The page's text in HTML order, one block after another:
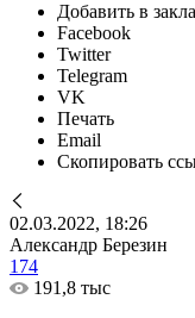
Добавить в
Facebook
Twitter
Telegram
VK
Печать
Email
Скопировать
02.03.2022, 18:26
Александр Березин
174
191,8 тыс